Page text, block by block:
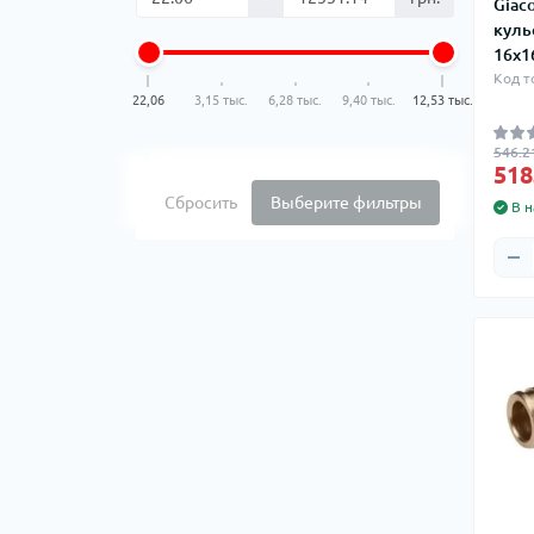
22,06 3,15 тыс. 6,28 тыс. 9,40 тыс. 12,53 тыс.
Сбросить Выберите фильтры
Код
В